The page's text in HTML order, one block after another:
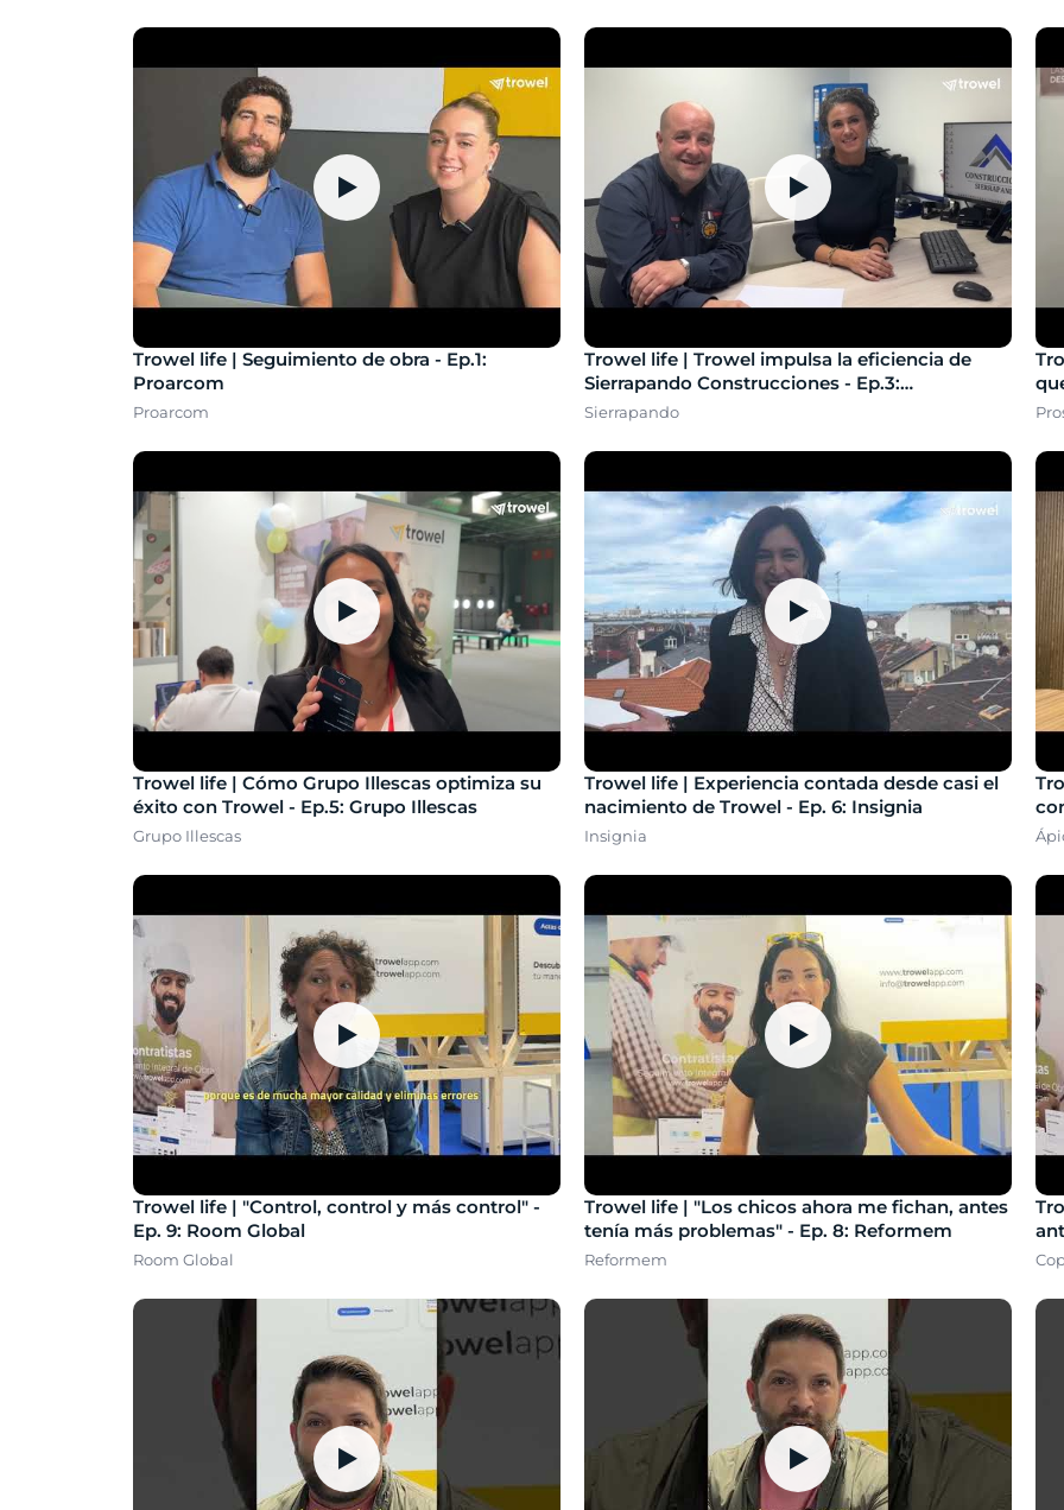
▶
Trowel life | Seguimiento de obra - Ep.1:
Proarcom
Proarcom
▶
Trowel life | Trowel impulsa la eficiencia de
Sierrapando Construcciones - Ep.3:
Sierrapando
Sierrapando
▶
Trowel life | Cómo Grupo Illescas optimiza su
éxito con Trowel - Ep.5: Grupo Illescas
Grupo Illescas
▶
Trowel life | Experiencia contada desde casi el
nacimiento de Trowel - Ep. 6: Insignia
Insignia
▶
Trowel life | "Control, control y más control" -
Ep. 9: Room Global
Room Global
▶
Trowel life | "Los chicos ahora me fichan, antes
tenía más problemas" - Ep. 8: Reformem
Reformem
▶ ▶